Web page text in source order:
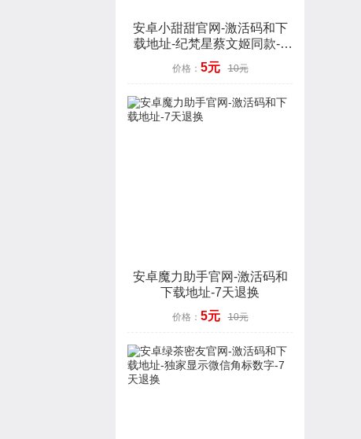
安卓小甜甜官网-激活码和下
载地址-纪梵星蔡文姬同款-7
天退换
价格： 5元 10元
安卓魔力助手官网-激活码和
下载地址-7天退换
价格： 5元 10元